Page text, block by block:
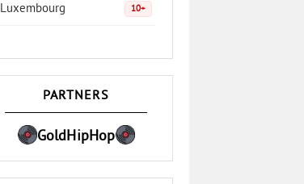
Luxembourg 10+
PARTNERS
GoldHipHop